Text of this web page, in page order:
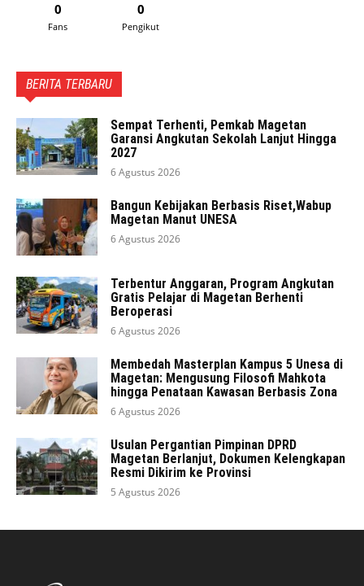
0
Fans
0
Pengikut
BERITA TERBARU
Sempat Terhenti, Pemkab Magetan
Garansi Angkutan Sekolah Lanjut Hingga
2027
6 Agustus 2026
Bangun Kebijakan Berbasis Riset,Wabup
Magetan Manut UNESA
6 Agustus 2026
Terbentur Anggaran, Program Angkutan
Gratis Pelajar di Magetan Berhenti
Beroperasi
6 Agustus 2026
Membedah Masterplan Kampus 5 Unesa di
Magetan: Mengusung Filosofi Mahkota
hingga Penataan Kawasan Berbasis Zona
6 Agustus 2026
Usulan Pergantian Pimpinan DPRD
Magetan Berlanjut, Dokumen Kelengkapan
Resmi Dikirim ke Provinsi
5 Agustus 2026